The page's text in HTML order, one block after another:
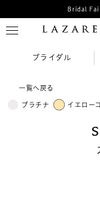
Bridal
ブライダル
一覧へ戻る
プラチナ イエロー